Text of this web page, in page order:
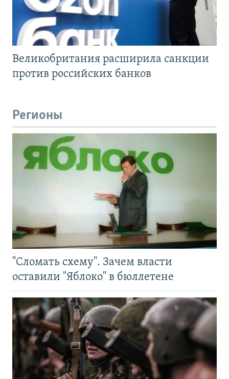
Великобритания расширила санкции
против российских банков
Регионы
"Сломать схему". Зачем власти
оставили "Яблоко" в бюллетене